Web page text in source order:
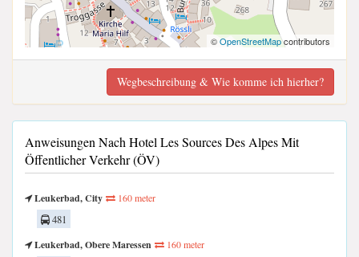
©OpenStreetMapcontributors
Wegbeschreibung & Wie komme ich hierher?
Anweisungen Nach Hotel Les Sources Des Alpes Mit
Öffentlicher Verkehr (ÖV)
Leukerbad, City 160 meter
481
Leukerbad, Obere Maressen
160 meter